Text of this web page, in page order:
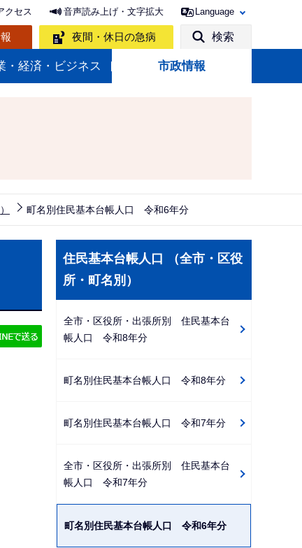
クセス 音声読み上げ・文字拡大 Language
夜間・休日の急病 検索
・経済・ビジネス 市政情報
町名別住民基本台帳人口 令和6年分
ブ
ナ
ゲ
ョ
こ
か
ら
住民基本台帳人口 （全市・区役
所・町名別）
全市・区役所・出張所別 住民基本台
帳人口 令和8年分
町名別住民基本台帳人口 令和8年分
町名別住民基本台帳人口 令和7年分
全市・区役所・出張所別 住民基本台
帳人口 令和7年分
町名別住民基本台帳人口 令和6年分